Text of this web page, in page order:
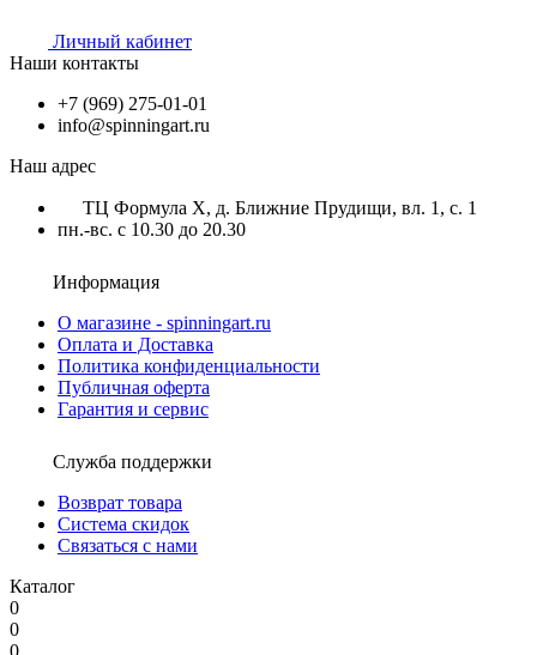
Личный кабинет
Наши контакты
+7 (969) 275-01-01
info@spinningart.ru
Наш адрес
ТЦ Формула X, д. Ближние Прудищи, вл. 1, с. 1
пн.-вс. с 10.30 до 20.30
Информация
О магазине - spinningart.ru
Оплата и Доставка
Политика конфиденциальности
Публичная оферта
Гарантия и сервис
Служба поддержки
Возврат товара
Система скидок
Связаться с нами
Каталог
0
0
0